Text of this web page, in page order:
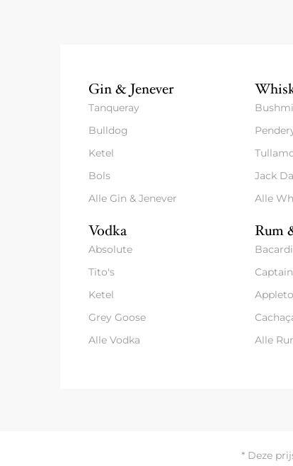
Gin & Jenever
Tanqueray
Bulldog
Ketel
Bols
Alle Gin & Jenever
Jack
Alle
Vodka
Absolute
Tito's
Ketel
Grey Goose
Alle Vodka
Rum
Bacardi
Alle
* Deze